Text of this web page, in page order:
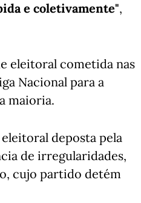
e coletivamente",
eleitoral cometida nas
Nacional para a
maioria.
deposta pela
de irregularidades,
cujo partido detém